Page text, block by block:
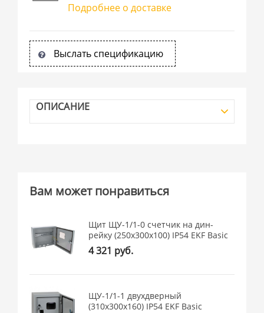
Подробнее о доставке
Выслать спецификацию
ОПИСАНИЕ
Вам может понравиться
Щит ЩУ-1/1-0 счетчик на дин-
рейку (250х300х100) IP54 EKF Basic
4 321 руб.
ЩУ-1/1-1 двухдверный
(310х300х160) IP54 EKF Basic